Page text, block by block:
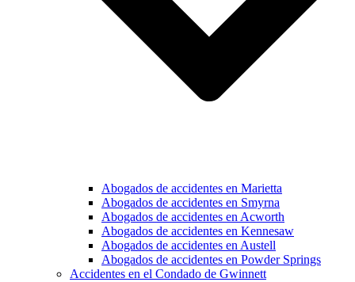
Abogados de accidentes en Marietta
Abogados de accidentes en Smyrna
Abogados de accidentes en Acworth
Abogados de accidentes en Kennesaw
Abogados de accidentes en Austell
Abogados de accidentes en Powder Springs
Accidentes en el Condado de Gwinnett